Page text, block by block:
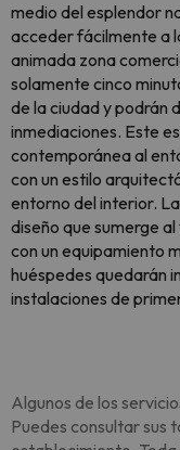
medio del esplendor
acceder fácilmente a
animada zona
solamente cinco
de la ciudad y podrán
inmediaciones. Este
contemporánea al
con un estilo
entorno del interior.
diseño que sumerge
con un equipamiento
huéspedes quedarán
instalaciones de
Algunos de los
Puedes consultar sus